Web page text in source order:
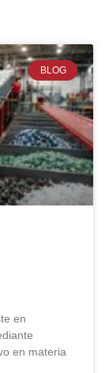
BLOG
en
en materia